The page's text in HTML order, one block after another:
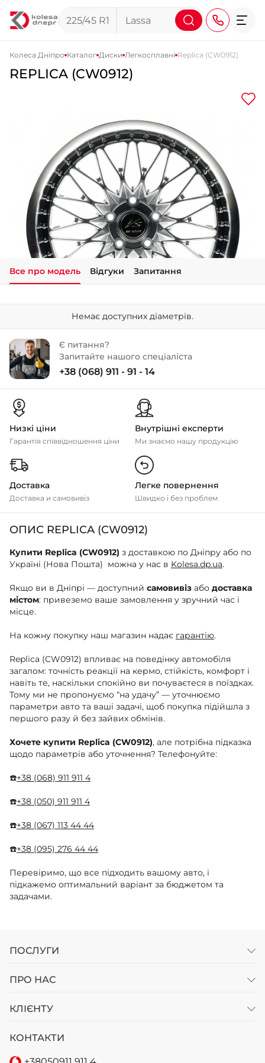
+38 (067) 113-44-44
+38 (095) 276-44-44
+38 (067) 911-14-14
- на Щепкіна
+38 (098) 911-911-0
- на Тополі
+38 (098) 911-911-4
- на Калиновій
+38 (077) 7-184-184
+38 (099)-643-33-77
- Калинова
Колеса Дніпро Каталог Диски Легкосплавні Replica (CW0912)
REPLICA (CW0912)
Все про модель Відгуки Запитання
Немає доступних діаметрів.
Є питання?
Запитайте нашого спеціаліста
+38 (068) 911 - 91 - 14
Низкі ціни
Гарантія співвідношення ціни
Внутрішні експерти
Ми знаємо нашу продукцію
Доставка
Доставка и самовивіз
Легке повернення
Швидко і без проблем
ОПИС REPLICA (CW0912)
Купити Replica (CW0912) з доставкою по Дніпру або по
Україні (Нова Пошта) можна у нас в Kolesa.dp.ua.
Якщо ви в Дніпрі — доступний самовивіз або доставка
містом: привеземо ваше замовлення у зручний час і
місце.
На кожну покупку наш магазин надає гарантію.
Replica (CW0912) впливає на поведінку автомобіля
загалом: точність реакції на кермо, стійкість, комфорт і
навіть те, наскільки спокійно ви почуваєтеся в поїздках.
Тому ми не пропонуємо “на удачу” — уточнюємо
параметри авто та ваші задачі, щоб покупка підійшла з
першого разу й без зайвих обмінів.
Хочете купити Replica (CW0912), але потрібна підказка
щодо параметрів або уточнення? Телефонуйте:
☎️+38 (068) 911 911 4
☎️+38 (050) 911 911 4
☎️+38 (067) 113 44 44
☎️+38 (095) 276 44 44
Перевіримо, що все підходить вашому авто, і
підкажемо оптимальний варіант за бюджетом та
задачами.
ПОСЛУГИ
ПРО НАС
КЛІЄНТУ
КОНТАКТИ